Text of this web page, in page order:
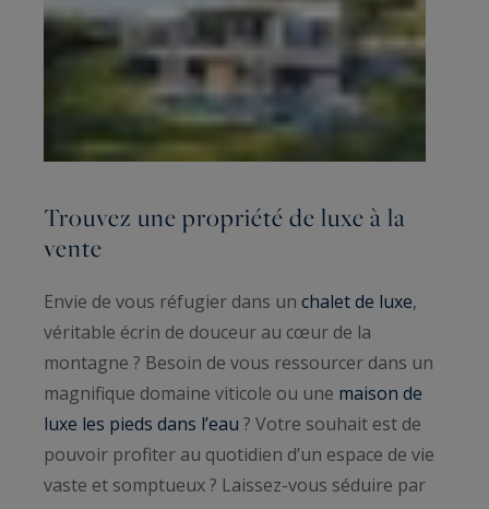
Trouvez une propriété de luxe à la
vente
Envie de vous réfugier dans un chalet de luxe,
véritable écrin de douceur au cœur de la
montagne ? Besoin de vous ressourcer dans un
magnifique domaine viticole ou une maison de
luxe les pieds dans l’eau ? Votre souhait est de
pouvoir profiter au quotidien d’un espace de vie
vaste et somptueux ? Laissez-vous séduire par